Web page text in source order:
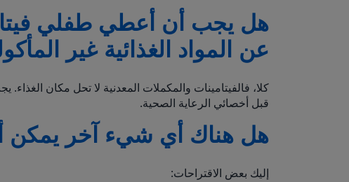
هل يجب أن أعطي طفلي
عن المواد الغذائية غير
كلا، فالفيتامينات والمكملات المعدنية لا تحل مكان
قبل أخصائي الرعاية الصحية.
هل هناك أي شيء آخر يمكن
إليك بعض الاقتراحات: